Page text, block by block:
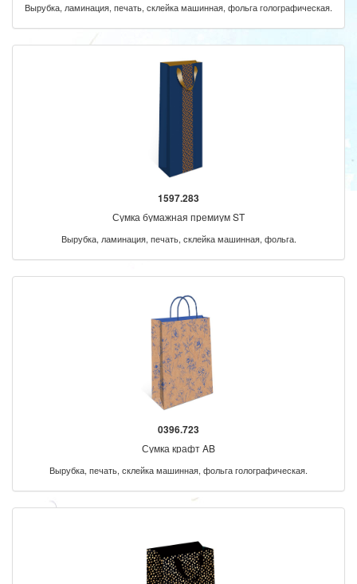
Вырубка, ламинация, печать, склейка машинная, фольга голографическая.
1597.283
Сумка бумажная премиум ST
Вырубка, ламинация, печать, склейка машинная, фольга.
0396.723
Сумка крафт AB
Вырубка, печать, склейка машинная, фольга голографическая.